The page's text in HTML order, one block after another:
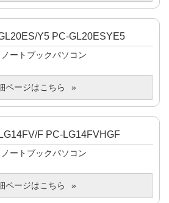
Y5 PC-GL20ESYE5
ノートブックパソコン
ページはこちら
F PC-LG14FVHGF
ノートブックパソコン
ページはこちら